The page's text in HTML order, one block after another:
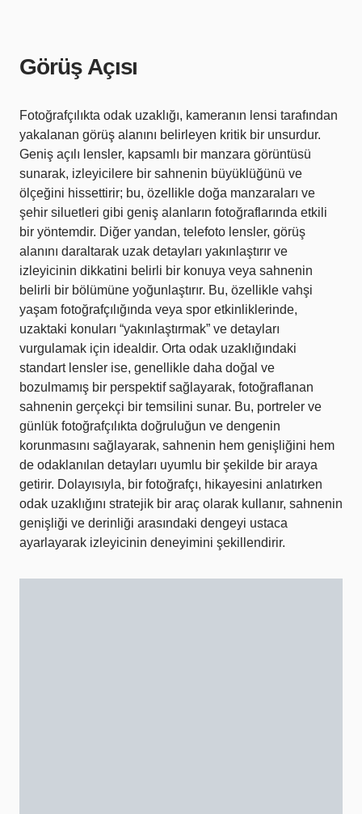
Görüş Açısı
Fotoğrafçılıkta odak uzaklığı, kameranın lensi tarafından
yakalanan görüş alanını belirleyen kritik bir unsurdur.
Geniş açılı lensler, kapsamlı bir manzara görüntüsü
sunarak, izleyicilere bir sahnenin büyüklüğünü ve
ölçeğini hissettirir; bu, özellikle doğa manzaraları ve
şehir siluetleri gibi geniş alanların fotoğraflarında etkili
bir yöntemdir. Diğer yandan, telefoto lensler, görüş
alanını daraltarak uzak detayları yakınlaştırır ve
izleyicinin dikkatini belirli bir konuya veya sahnenin
belirli bir bölümüne yoğunlaştırır. Bu, özellikle vahşi
yaşam fotoğrafçılığında veya spor etkinliklerinde,
uzaktaki konuları “yakınlaştırmak” ve detayları
vurgulamak için idealdir. Orta odak uzaklığındaki
standart lensler ise, genellikle daha doğal ve
bozulmamış bir perspektif sağlayarak, fotoğraflanan
sahnenin gerçekçi bir temsilini sunar. Bu, portreler ve
günlük fotoğrafçılıkta doğruluğun ve dengenin
korunmasını sağlayarak, sahnenin hem genişliğini hem
de odaklanılan detayları uyumlu bir şekilde bir araya
getirir. Dolayısıyla, bir fotoğrafçı, hikayesini anlatırken
odak uzaklığını stratejik bir araç olarak kullanır, sahnenin
genişliği ve derinliği arasındaki dengeyi ustaca
ayarlayarak izleyicinin deneyimini şekillendirir.